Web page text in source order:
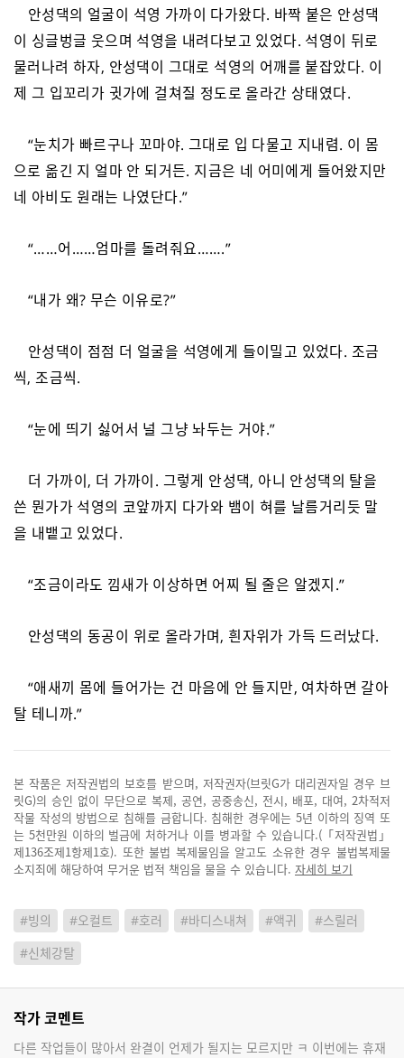
안성댁의 얼굴이 석영 가까이 다가왔다. 바짝 붙은 안성댁
이 싱글벙글 웃으며 석영을 내려다보고 있었다. 석영이 뒤로
물러나려 하자, 안성댁이 그대로 석영의 어깨를 붙잡았다. 이
제 그 입꼬리가 귓가에 걸쳐질 정도로 올라간 상태였다.
“눈치가 빠르구나 꼬마야. 그대로 입 다물고 지내렴. 이 몸
으로 옮긴 지 얼마 안 되거든. 지금은 네 어미에게 들어왔지만
네 아비도 원래는 나였단다.”
“……어……엄마를 돌려줘요…….”
“내가 왜? 무슨 이유로?”
안성댁이 점점 더 얼굴을 석영에게 들이밀고 있었다. 조금
씩, 조금씩.
“눈에 띄기 싫어서 널 그냥 놔두는 거야.”
더 가까이, 더 가까이. 그렇게 안성댁, 아니 안성댁의 탈을
쓴 뭔가가 석영의 코앞까지 다가와 뱀이 혀를 날름거리듯 말
을 내뱉고 있었다.
“조금이라도 낌새가 이상하면 어찌 될 줄은 알겠지.”
안성댁의 동공이 위로 올라가며, 흰자위가 가득 드러났다.
“애새끼 몸에 들어가는 건 마음에 안 들지만, 여차하면 갈아
탈 테니까.”
본 작품은 저작권법의 보호를 받으며, 저작권자(브릿G가 대리권자일 경우 브
릿G)의 승인 없이 무단으로 복제, 공연, 공중송신, 전시, 배포, 대여, 2차적저
작물 작성의 방법으로 침해를 금합니다. 침해한 경우에는 5년 이하의 징역 또
는 5천만원 이하의 벌금에 처하거나 이를 병과할 수 있습니다.(「저작권법」
제136조제1항제1호). 또한 불법 복제물임을 알고도 소유한 경우 불법복제물
소지죄에 해당하여 무거운 법적 책임을 물을 수 있습니다. 자세히 보기
#빙의 #오컬트 #호러 #바디스내쳐 #액귀
#스릴러
#신체강탈
작가 코멘트
다른 작업들이 많아서 완결이 언제가 될지는 모르지만 ㅋ 이번에는 휴재